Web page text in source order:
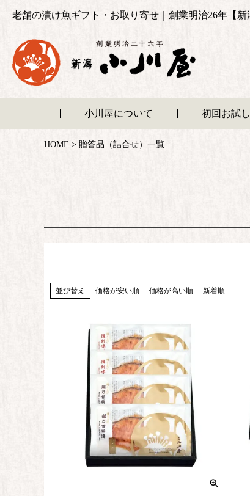
老舗の漬け魚ギフト・お取り寄せ｜創業明治26年【新
小川屋について 初回お試
HOME 贈答品（詰合せ）一覧
並び替え 価格が安い順 価格が高い順 新着順